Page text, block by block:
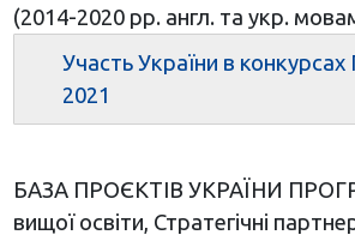
(2014-2020 рр. англ. та укр.
Участь України в
2021
БАЗА ПРОЄКТІВ УКРАЇНИ
вищої освіти, Стратегічні